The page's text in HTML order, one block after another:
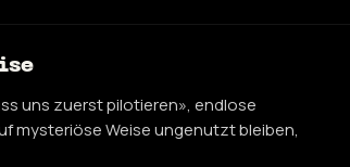
uns zuerst pilotieren», endlose
mysteriöse Weise ungenutzt bleiben,